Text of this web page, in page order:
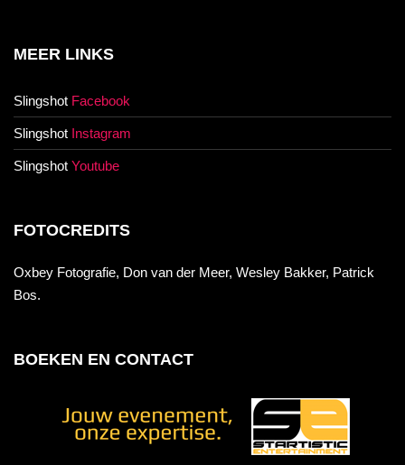
MEER LINKS
Slingshot Facebook
Slingshot Instagram
Slingshot Youtube
FOTOCREDITS
Oxbey Fotografie, Don van der Meer, Wesley Bakker, Patrick
Bos.
BOEKEN EN CONTACT